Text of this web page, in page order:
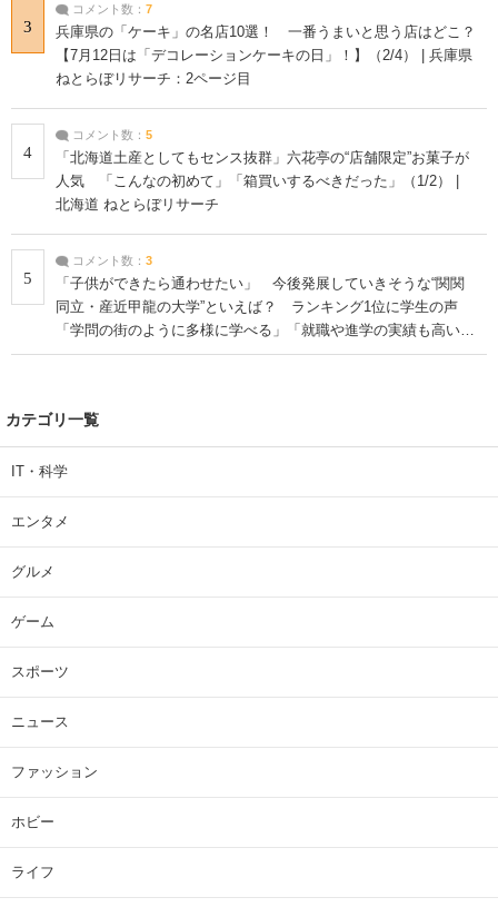
3
コメント数： 7
兵庫県の「ケーキ」の名店10選！ 一番うまいと思う店はどこ？
【7月12日は「デコレーションケーキの日」！】（2/4） | 兵庫県
ねとらぼリサーチ：2ページ目
4
コメント数： 5
「北海道土産としてもセンス抜群」六花亭の“店舗限定”お菓子が
人気 「こんなの初めて」「箱買いするべきだった」（1/2） |
北海道 ねとらぼリサーチ
5
コメント数： 3
「子供ができたら通わせたい」 今後発展していきそうな“関関
同立・産近甲龍の大学”といえば？ ランキング1位に学生の声
「学問の街のように多様に学べる」「就職や進学の実績も高い」
| 大学 ねとらぼリサーチ
カテゴリ一覧
IT・科学
エンタメ
グルメ
ゲーム
スポーツ
ニュース
ファッション
ホビー
ライフ